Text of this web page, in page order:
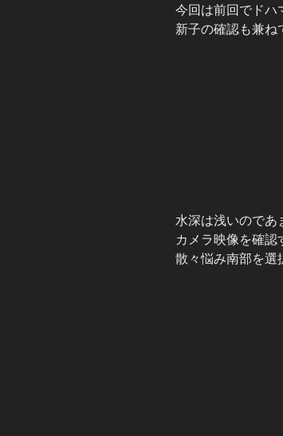
今回は前回でドハ
新子の確認も兼ね
水深は浅いのであ
カメラ映像を確認
散々悩み南部を選